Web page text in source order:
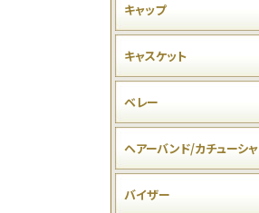
キャップ
キャスケット
ベレー
ヘアーバンド/カチューシャ
バイザー